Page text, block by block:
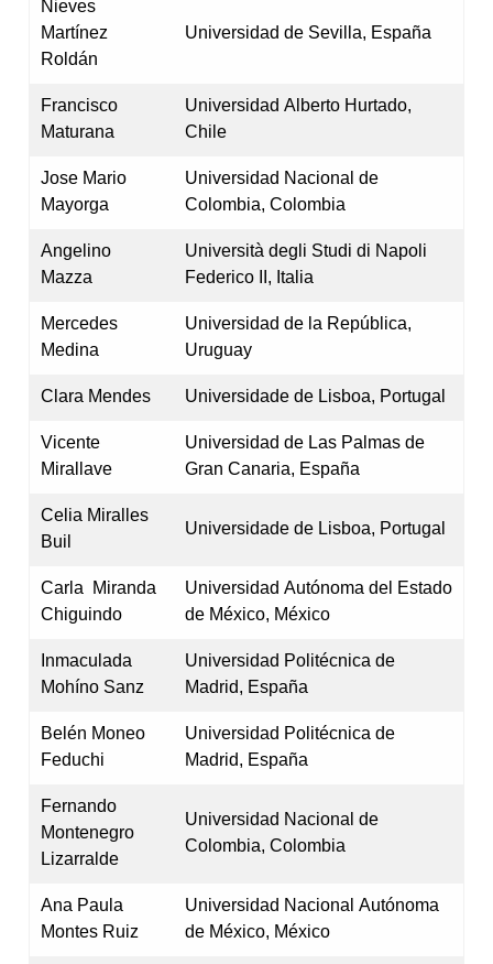
Nieves
Martínez
Roldán
Universidad de Sevilla, España
Francisco
Maturana
Universidad Alberto Hurtado,
Chile
Jose Mario
Mayorga
Universidad Nacional de
Colombia, Colombia
Angelino
Mazza
Università degli Studi di Napoli
Federico II, Italia
Mercedes
Medina
Universidad de la República,
Uruguay
Clara Mendes Universidade de Lisboa, Portugal
Vicente
Mirallave
Universidad de Las Palmas de
Gran Canaria, España
Celia Miralles
Buil
Universidade de Lisboa, Portugal
Carla Miranda
Chiguindo
Universidad Autónoma del Estado
de México, México
Inmaculada
Mohíno Sanz
Universidad Politécnica de
Madrid, España
Belén Moneo
Feduchi
Universidad Politécnica de
Madrid, España
Fernando
Montenegro
Lizarralde
Universidad Nacional de
Colombia, Colombia
Ana Paula
Montes Ruiz
Universidad Nacional Autónoma
de México, México